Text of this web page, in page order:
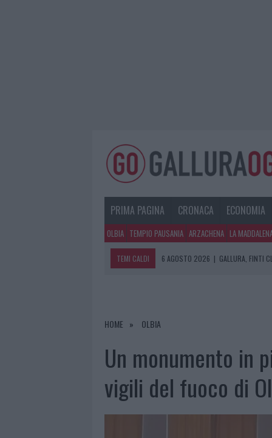
PRIMA PAGINA CRONACA ECONOMIA
OLBIA TEMPIO PAUSANIA ARZACHENA LA
TEMI CALDI 6 AGOSTO 2026 | GALLURA, FINTI
6 AGOSTO 2026
HOME OLBIA
Un monumento in
vigili del fuoco di